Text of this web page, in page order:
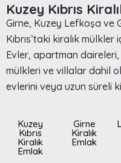
Kuzey Kıbrıs
Girne, Kuzey Lefkoşa ve
Kıbrıs’taki kiralık
Evler, apartman
mülkleri ve villalar dahil
evlerini veya uzun süreli
Kuzey
Kıbrıs
Kiralık
Emlak
Girne
Kiralık
Emlak